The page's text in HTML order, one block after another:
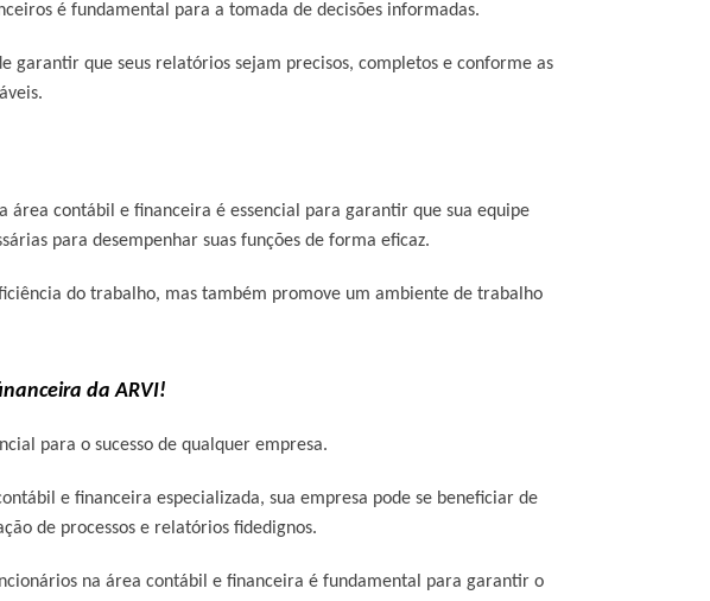
é fundamental para a tomada de decisões informadas.
garantir que seus relatórios sejam precisos, completos e conforme as
área contábil e financeira é essencial para garantir que sua equipe
para desempenhar suas funções de forma eficaz.
do trabalho, mas também promove um ambiente de trabalho
da ARVI!
para o sucesso de qualquer empresa.
e financeira especializada, sua empresa pode se beneficiar de
de processos e relatórios fidedignos.
na área contábil e financeira é fundamental para garantir o